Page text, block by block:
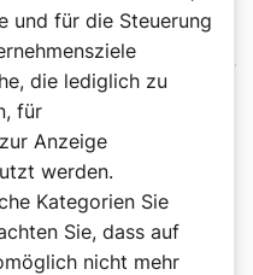
viel, das ist ein
Köpfen und Schwänzen.
statt, etwa
Da können
alles wird bei den
um, wie wir
zwischen verwandten
und für die Steuerung
die lediglich zu
für
Anzeige
werden.
Kategorien Sie
Sie, dass auf
nicht mehr